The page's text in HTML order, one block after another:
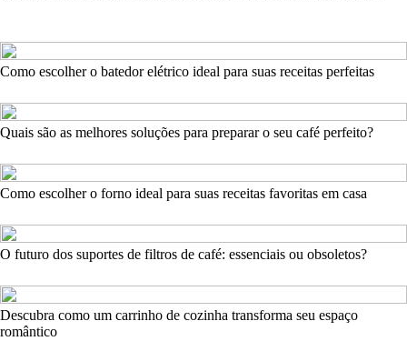
Como escolher o batedor elétrico ideal para suas receitas perfeitas
Quais são as melhores soluções para preparar o seu café perfeito?
Como escolher o forno ideal para suas receitas favoritas em casa
O futuro dos suportes de filtros de café: essenciais ou obsoletos?
Descubra como um carrinho de cozinha transforma seu espaço
romântico